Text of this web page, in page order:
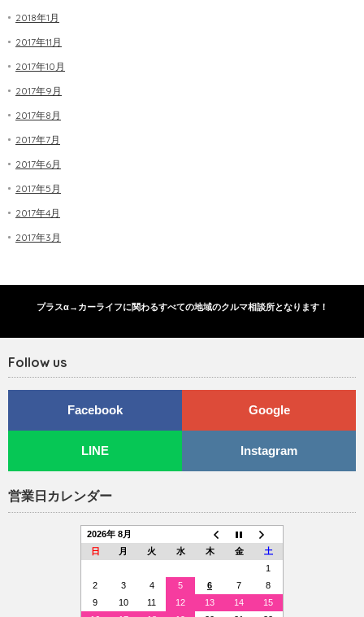
2018年1月
2017年11月
2017年10月
2017年9月
2017年8月
2017年7月
2017年6月
2017年5月
2017年4月
2017年3月
プラスα→カーライフに関わるすべての地域のクルマ相談所となります！
Follow us
Facebook Google
LINE Instagram
営業日カレンダー
2026年 8月
日
月 火 水 木 金
土
1
2
3 4 5 6 7
8
9
10 11 12 13 14
15